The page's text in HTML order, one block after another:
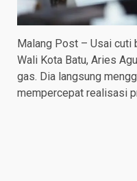
Malang Post – Usai cuti
Wali Kota Batu, Aries
gas. Dia langsung
mempercepat realisasi